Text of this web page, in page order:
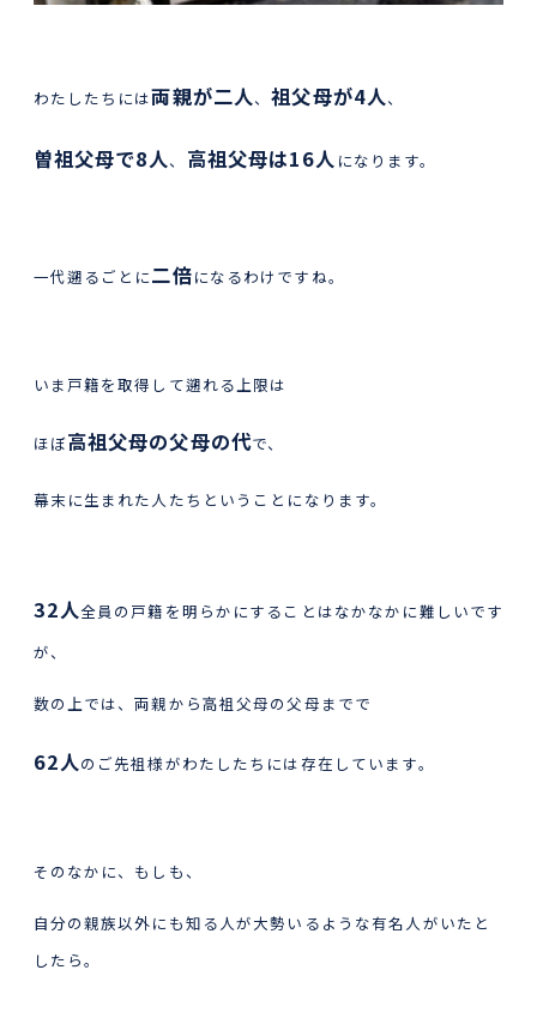
わたしたちには両親が二人、祖父母が4人、
曽祖父母で8人、 高祖父母は16人 になります。
一代遡るごとに二倍になるわけですね。
いま戸籍を取得して遡れる上限は
ほぼ高祖父母の父母の代で、
幕末に生まれた人たちということになります。
32人全員の戸籍を明らかにすることはなかなかに難しいです
が、
数の上では、両親から高祖父母の父母までで
62人のご先祖様がわたしたちには存在しています。
そのなかに、もしも、
自分の親族以外にも知る人が大勢いるような有名人がいたと
したら。